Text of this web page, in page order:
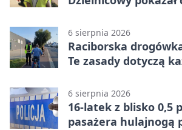
6 sierpnia 2026
Raciborska
Te zasady dotyczą
6 sierpnia 2026
16-latek z blisko 0,5
pasażera hulajnogą